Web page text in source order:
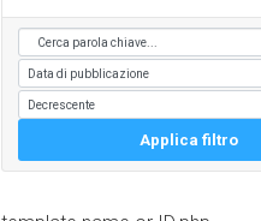
Applica filtro